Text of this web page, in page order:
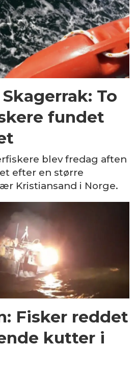
To
fundet
blev fredag aften
efter en større
Kristiansand i Norge.
Fisker reddet
kutter i